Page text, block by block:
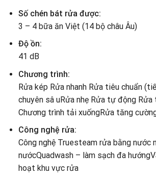
Số chén bát rửa được:
3 – 4 bữa ăn Việt (14 bộ châu Âu)
Độ ồn:
41 dB
Chương trình:
Rửa kép Rửa nhanh Rửa tiêu chuẩn
chuyên sâ uRửa nhẹ Rửa tự động Rửa
Chương trình tải xuốngRửa tăng
Công nghệ rửa:
Công nghệ Truesteam rửa bằng nước
nướcQuadwash – làm sạch đa hướng
hoạt khu vực rửa